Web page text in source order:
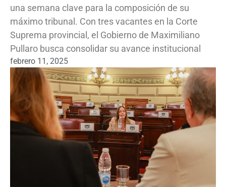
una semana clave para la composición de su
máximo tribunal. Con tres vacantes en la Corte
Suprema provincial, el Gobierno de Maximiliano
Pullaro busca consolidar su avance institucional
febrero 11, 2025